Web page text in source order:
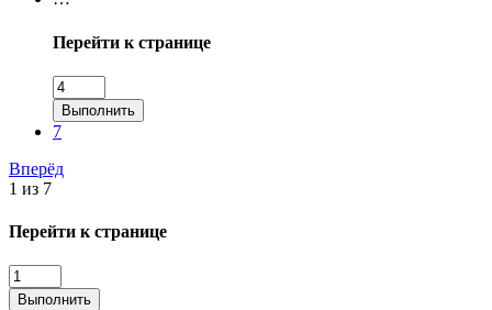
Перейти к странице
Выполнить
7
Вперёд
1 из 7
Перейти к странице
Выполнить